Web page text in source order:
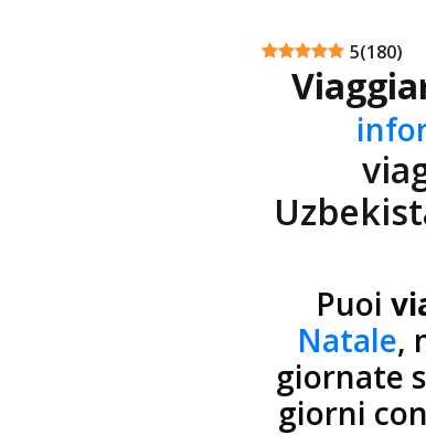
5(180)
Puoi
Natale,
giornate
giorni